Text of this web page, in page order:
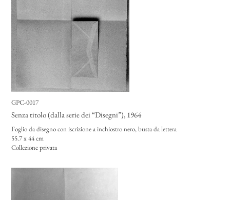
GPC-0017
Senza titolo (dalla serie dei “Disegni”), 1964
Foglio da disegno con iscrizione a inchiostro nero, busta da lettera
55.7 x 44 cm
Collezione privata